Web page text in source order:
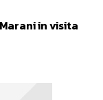
in visita